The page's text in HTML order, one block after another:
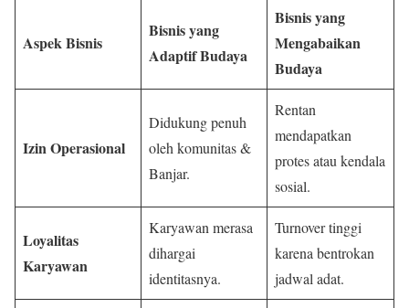
Aspek Bisnis
Bisnis yang
Adaptif Budaya
Bisnis yang
Mengabaikan
Budaya
Izin Operasional
Didukung penuh
oleh komunitas &
Banjar.
Rentan
mendapatkan
protes atau kendala
sosial.
Loyalitas
Karyawan
Karyawan merasa
dihargai
identitasnya.
Turnover tinggi
karena bentrokan
jadwal adat.